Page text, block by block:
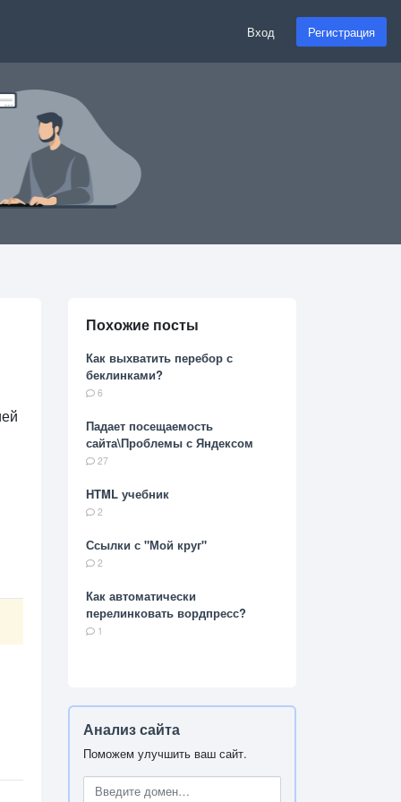
Вход Регистрация
Похожие посты
Как выхватить перебор с
беклинками?
6
Падает посещаемость
сайта\Проблемы с Яндексом
27
HTML учебник
2
Ссылки с "Мой круг"
2
Как автоматически
перелинковать вордпресс?
1
Анализ сайта
Поможем улучшить ваш сайт.